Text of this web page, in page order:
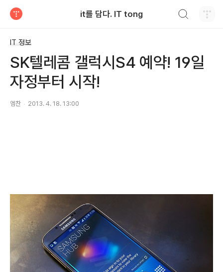
it를 담다. IT tong
IT 정보
SK텔레콤 갤럭시S4 예약! 19일
자정부터 시작!
엠찬 2013. 4. 18. 13:00